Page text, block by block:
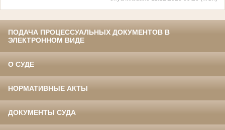
ПОДАЧА ПРОЦЕССУАЛЬНЫХ ДОКУМЕНТОВ В
ЭЛЕКТРОННОМ ВИДЕ
О СУДЕ
НОРМАТИВНЫЕ АКТЫ
ДОКУМЕНТЫ СУДА